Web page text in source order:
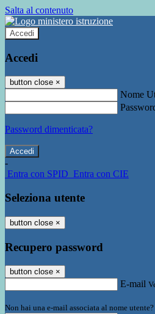
Salta al contenuto
Accedi
Accedi
button close ×
Nome
Password dimenticata?
-
Entra con SPID Entra con CIE
Seleziona utente
button close ×
Recupero password
button close ×
E-mail
Non hai una e-mail associata al nome